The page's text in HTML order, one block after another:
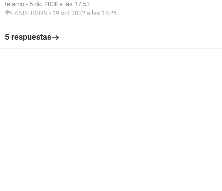
te amo - 5 dic 2008 a las 17:53
ANDERSON - 19 oct 2022 a las 18:26
5 respuestas